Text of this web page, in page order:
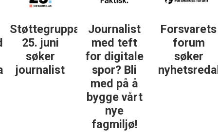
Støttegruppa
25. juni
søker
journalist
Journalist
med teft
for digitale
spor? Bli
med på å
bygge vårt
nye
fagmiljø!
Forsvarets
forum
søker